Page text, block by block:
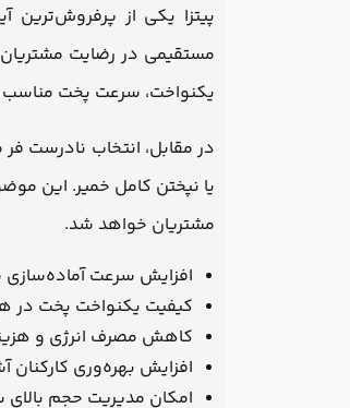
پیتزا یکی از
مستقیمی در رضایت
یکنواخت، سرعت پخت مناسب
در مقابل، انتخاب نادرست
یا نپختن کامل خمیر. این
مشتریان خواهد شد.
افزایش سرعت
کیفیت یکنواخت پخت در
کاهش مصرف انرژی و
افزایش بهره‌وری کارکنان
امکان مدیریت حجم